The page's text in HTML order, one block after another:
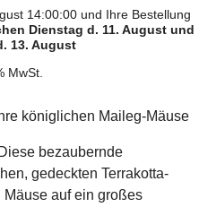
14:00:00 und Ihre Bestellung
Dienstag d. 11. August und
13. August
MwSt.
königlichen Maileg-Mäuse
bezaubernde
gedeckten Terrakotta-
Mäuse auf ein großes